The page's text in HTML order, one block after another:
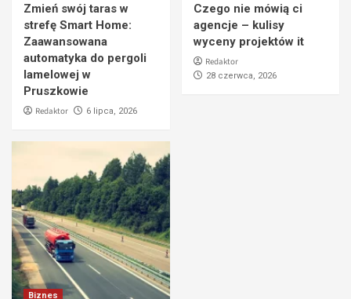
Zmień swój taras w
strefę Smart Home:
Zaawansowana
automatyka do pergoli
lamelowej w
Pruszkowie
Redaktor 6 lipca, 2026
Czego nie mówią ci
agencje – kulisy
wyceny projektów it
Redaktor
28 czerwca, 2026
Biznes